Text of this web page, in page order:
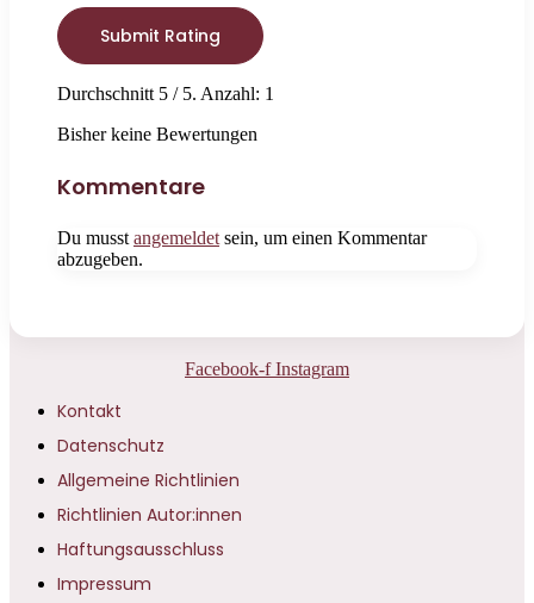
Submit Rating
Durchschnitt 5 / 5. Anzahl: 1
Bisher keine Bewertungen
Kommentare
Du musst angemeldet sein, um einen Kommentar
abzugeben.
Facebook-f Instagram
Kontakt
Datenschutz
Allgemeine Richtlinien
Richtlinien Autor:innen
Haftungsausschluss
Impressum